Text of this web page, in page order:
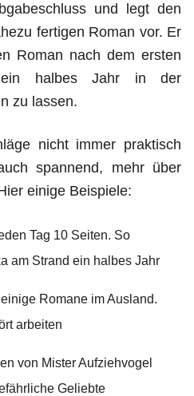
und legt den
fertigen Roman vor. Er
Roman nach dem ersten
ein halbes Jahr in der
zu lassen.
nicht immer praktisch
spannend, mehr über
einige Beispiele:
Tag 10 Seiten. So
am Strand ein halbes Jahr
Romane im Ausland.
arbeiten
von Mister Aufziehvogel
Geliebte